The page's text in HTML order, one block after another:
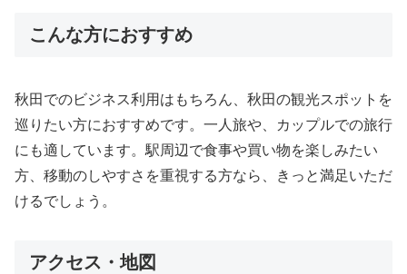
こんな方におすすめ
秋田でのビジネス利用はもちろん、秋田の観光スポットを
巡りたい方におすすめです。一人旅や、カップルでの旅行
にも適しています。駅周辺で食事や買い物を楽しみたい
方、移動のしやすさを重視する方なら、きっと満足いただ
けるでしょう。
アクセス・地図